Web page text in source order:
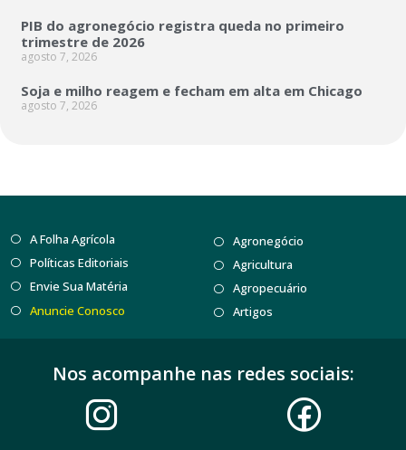
PIB do agronegócio registra queda no primeiro
trimestre de 2026
agosto 7, 2026
Soja e milho reagem e fecham em alta em Chicago
agosto 7, 2026
A Folha Agrícola
Políticas Editoriais
Envie Sua Matéria
Anuncie Conosco
Agronegócio
Agricultura
Agropecuário
Artigos
Nos acompanhe nas redes sociais: